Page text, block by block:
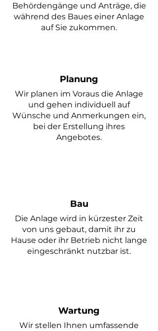
Behördengänge und Anträge, die
während des Baues einer Anlage
auf Sie zukommen.
Planung
Wir planen im Voraus die Anlage
und gehen individuell auf
Wünsche und Anmerkungen ein,
bei der Erstellung ihres
Angebotes.
Bau
Die Anlage wird in kürzester Zeit
von uns gebaut, damit ihr zu
Hause oder ihr Betrieb nicht lange
eingeschränkt nutzbar ist.
Wartung
Wir stellen Ihnen umfassende